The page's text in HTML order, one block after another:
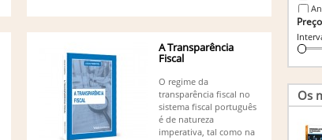
A Transparência
Fiscal
O regime da
transparência fiscal no
sistema fiscal português
é de natureza
imperativa, tal como na
Preço
Os